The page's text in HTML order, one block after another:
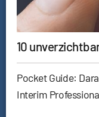
10
Pocket Guide:
Interim